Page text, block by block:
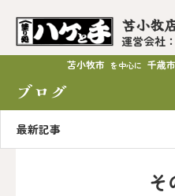
苫小牧
運営会社
苫小牧市 を中心に 千歳市
ブログ
最新記事
そ